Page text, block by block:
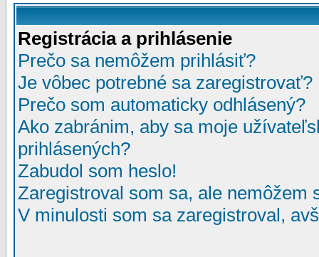
Registrácia a prihlásenie
Prečo sa nemôžem prihlásiť?
Je vôbec potrebné sa zaregistrovať?
Prečo som automaticky odhlásený?
Ako zabránim, aby sa moje
prihlásených?
Zabudol som heslo!
Zaregistroval som sa, ale nemôžem
V minulosti som sa zaregistroval,